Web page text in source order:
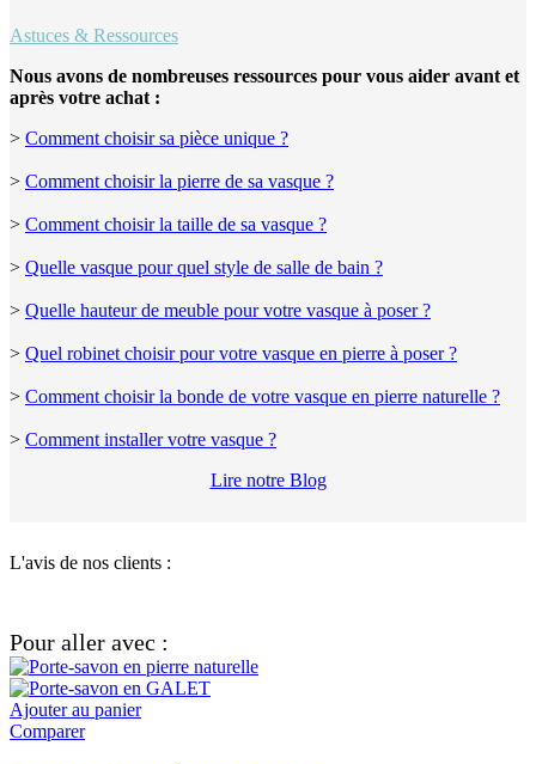
Astuces & Ressources
Nous avons de nombreuses ressources pour vous aider avant et
après votre achat :
> Comment choisir sa pièce unique ?
> Comment choisir la pierre de sa vasque ?
> Comment choisir la taille de sa vasque ?
> Quelle vasque pour quel style de salle de bain ?
> Quelle hauteur de meuble pour votre vasque à poser ?
> Quel robinet choisir pour votre vasque en pierre à poser ?
> Comment choisir la bonde de votre vasque en pierre naturelle ?
> Comment installer votre vasque ?
Lire notre Blog
L'avis de nos clients :
Pour aller avec :
Ajouter au panier
Comparer